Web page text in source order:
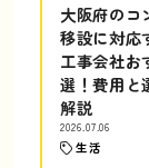
大阪府のコ
移設に対応
工事会社お
選！費用と
解説
2026.07.06
生活